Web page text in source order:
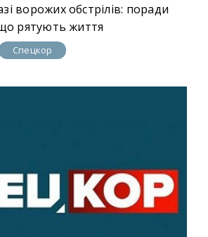
ворожих обстрілів: поради
рятують життя
Спецкор